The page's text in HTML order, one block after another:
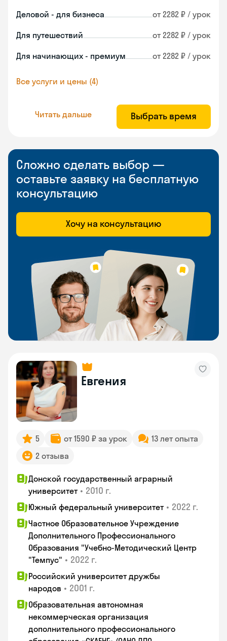
Деловой - для бизнеса от 2282 ₽ / урок
Для путешествий от 2282 ₽ / урок
Для начинающих - премиум от 2282 ₽ / урок
Все услуги и цены (4)
Читать дальше Выбрать время
Сложно сделать выбор —
оставьте заявку на бесплатную
консультацию
Хочу на консультацию
Евгения
5 от 1590 ₽ за урок
13 лет опыта
2 отзыва
Донской государственный аграрный
университет • 2010 г.
Южный федеральный университет • 2022 г.
Частное Образовательное Учреждение
Дополнительного Профессионального
Образования "Учебно-Методический Центр
"Темпус" • 2022 г.
Российский университет дружбы
народов • 2001 г.
Образовательная автономная
некоммерческая организация
дополнительного профессионального